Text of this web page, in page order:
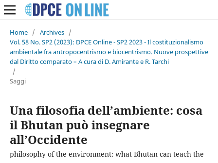
Home / Archives /
Vol. 58 No. SP2 (2023): DPCE Online - SP2 2023 - Il costituzionalismo
ambientale fra antropocentrismo e biocentrismo. Nuove prospettive
dal Diritto comparato – A cura di D. Amirante e R. Tarchi
/
Saggi
Una filosofia dell’ambiente: cosa
il Bhutan può insegnare
all’Occidente
philosophy of the environment: what Bhutan can teach the